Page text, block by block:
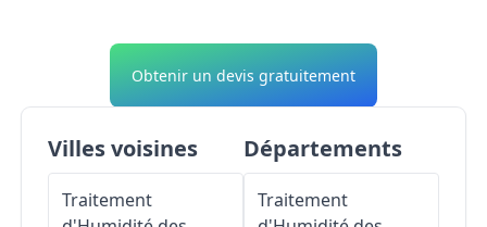
Obtenir un devis gratuitement
Villes voisines
Traitement
Départements
Traitement